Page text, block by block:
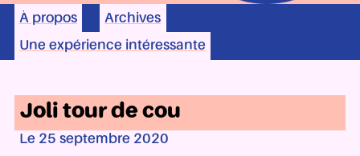
À propos
Archives
Une expérience intéressante
Joli tour de cou
Le 25 septembre 2020